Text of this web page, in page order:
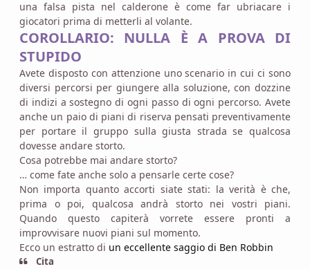
una falsa pista nel calderone è come far ubriacare i
giocatori prima di metterli al volante.
COROLLARIO: NULLA È A PROVA DI
STUPIDO
Avete disposto con attenzione uno scenario in cui ci sono
diversi percorsi per giungere alla soluzione, con dozzine
di indizi a sostegno di ogni passo di ogni percorso. Avete
anche un paio di piani di riserva pensati preventivamente
per portare il gruppo sulla giusta strada se qualcosa
dovesse andare storto.
Cosa potrebbe mai andare storto?
… come fate anche solo a pensarle certe cose?
Non importa quanto accorti siate stati: la verità è che,
prima o poi, qualcosa andrà storto nei vostri piani.
Quando questo capiterà vorrete essere pronti a
improvvisare nuovi piani sul momento.
Ecco un estratto di un eccellente saggio di Ben Robbin
Cita